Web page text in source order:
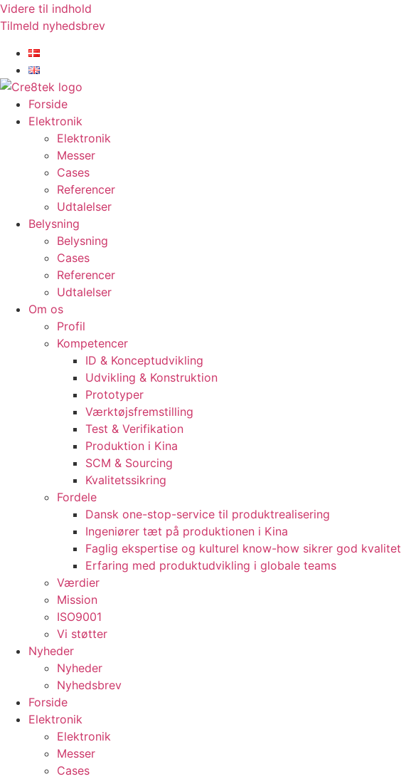
Videre til indhold
Tilmeld nyhedsbrev
Forside
Elektronik
Elektronik
Messer
Cases
Referencer
Udtalelser
Belysning
Belysning
Cases
Referencer
Udtalelser
Om os
Profil
Kompetencer
ID & Konceptudvikling
Udvikling & Konstruktion
Prototyper
Værktøjsfremstilling
Test & Verifikation
Produktion i Kina
SCM & Sourcing
Kvalitetssikring
Fordele
Dansk one-stop-service til produktrealisering
Ingeniører tæt på produktionen i Kina
Faglig ekspertise og kulturel know-how sikrer god kvalitet
Erfaring med produktudvikling i globale teams
Værdier
Mission
ISO9001
Vi støtter
Nyheder
Nyheder
Nyhedsbrev
Forside
Elektronik
Elektronik
Messer
Cases